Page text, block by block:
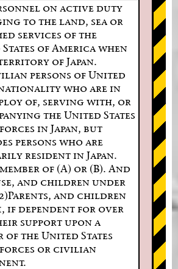
on active duty
to the land, sea or
services of the
of America when
of Japan.
persons of United
who are in
of, serving with, or
the United States
in Japan, but
persons who are
resident in Japan.
of (A) or (B). And
and children under
and children
if dependent for over
support upon a
of the United States
forces or civilian